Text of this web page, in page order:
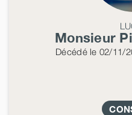
Monsieur
Décédéle 02/11/